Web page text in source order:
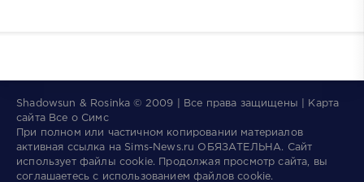
Shadowsun & Rosinka © 2009 | Все права защищены | Карта
сайта Все о Симс
При полном или частичном копировании материалов
активная ссылка на Sims-News.ru ОБЯЗАТЕЛЬНА.
Сайт
использует файлы cookie. Продолжая просмотр сайта, вы
соглашаетесь с использованием файлов cookie.